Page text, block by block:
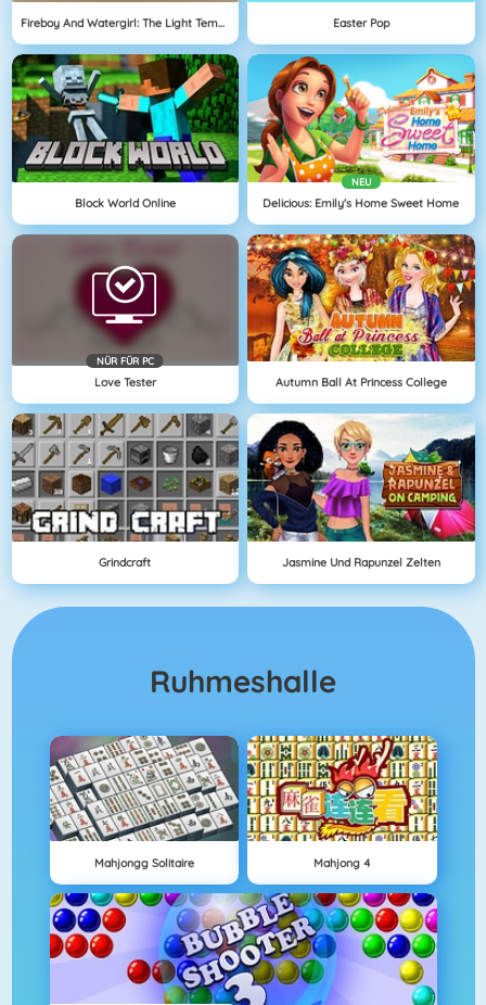
Fireboy And Watergirl: The Light Temple Easter Pop
Block World Online
NEU
Delicious: Emily's Home Sweet Home
NÜR FÜR PC
Love Tester Autumn Ball At Princess College
Grindcraft Jasmine Und Rapunzel Zelten
Ruhmeshalle
Mahjongg Solitaire Mahjong 4